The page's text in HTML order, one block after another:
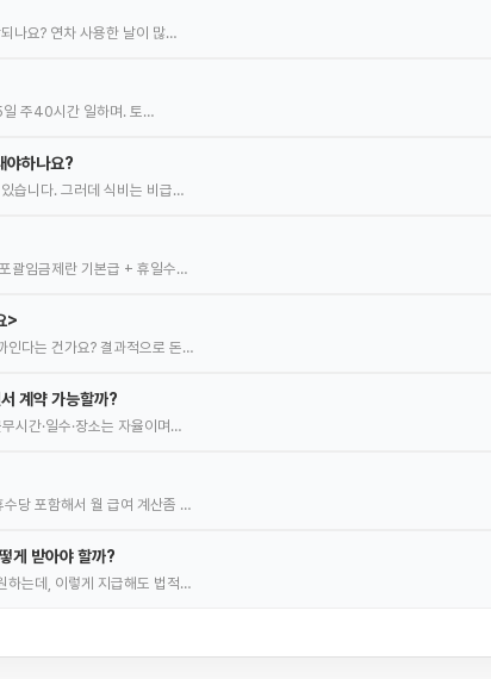
나요? 연차 사용한 날이 많…
일 주40시간 일하며. 토…
야하나요?
습니다. 그러데 식비는 비급…
괄임금제란 기본급 + 휴일수…
>
인다는 건가요? 결과적으로 돈…
계약 가능할까?
시간·일수·장소는 자율이며…
당 포함해서 월 급여 계산좀 …
게 받아야 할까?
하는데, 이렇게 지급해도 법적…